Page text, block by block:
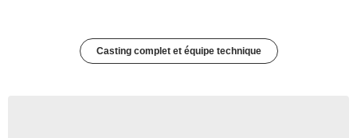
Casting complet et équipe technique